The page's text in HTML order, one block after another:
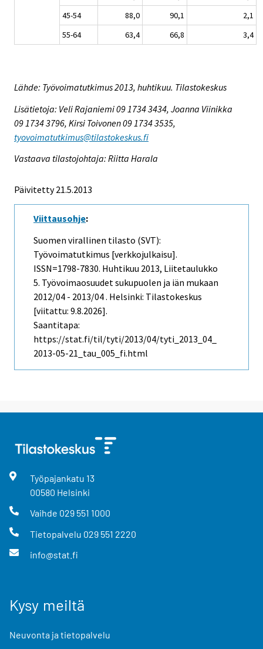
45-54
88,0 90,1
2,1
55-64
63,4 66,8 3,4
Lähde: Työvoimatutkimus 2013, huhtikuu. Tilastokeskus
Lisätietoja: Veli Rajaniemi 09 1734 3434, Joanna Viinikka
09 1734 3796, Kirsi Toivonen 09 1734 3535,
tyovoimatutkimus@tilastokeskus.fi
Vastaava tilastojohtaja: Riitta Harala
Päivitetty 21.5.2013
Viittausohje:
Suomen virallinen tilasto (SVT):
Työvoimatutkimus [verkkojulkaisu].
ISSN=1798-7830. Huhtikuu 2013, Liitetaulukko
5. Työvoimaosuudet sukupuolen ja iän mukaan
2012/04 - 2013/04 . Helsinki: Tilastokeskus
[viitattu: 9.8.2026].
Saantitapa:
https://stat.fi/til/tyti/2013/04/tyti_2013_04_
2013-05-21_tau_005_fi.html
Työpajankatu 13
00580 Helsinki
Vaihde 029 551 1000
Tietopalvelu 029 551 2220
info@stat.fi
Kysy meiltä
Neuvonta ja tietopalvelu